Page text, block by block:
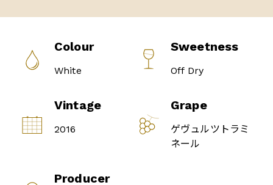
Colour
White
Sweetness
Off Dry
Vintage
2016
Grape
ゲヴュルツトラミ
ネール
Producer